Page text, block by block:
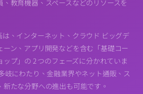
教育機器、スペースなどのリソースを
は、インターネット、クラウド ビッグデ
ン、アプリ開発などを含む「基礎コー
プ」の 2 つのフェーズに分かれていま
岐にわたり、金融業界やネット通販、ス
たな分野への進出も可能です。